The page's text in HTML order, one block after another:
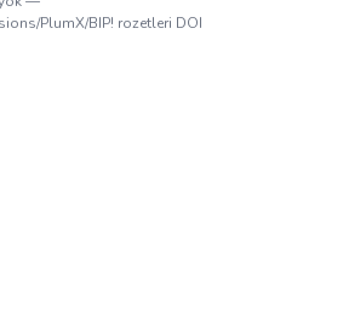
PlumX/BIP! rozetleri DOI